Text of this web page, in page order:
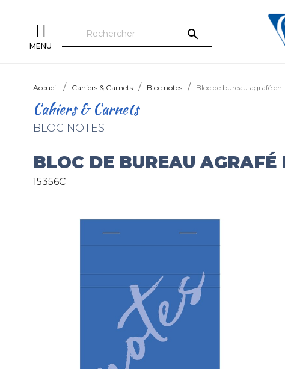
MENU
search
Accueil Cahiers & Carnets Bloc notes Bloc de bureau agrafé
Cahiers & Carnets
BLOC NOTES
BLOC DE BUREAU AGRAFÉ
15356C